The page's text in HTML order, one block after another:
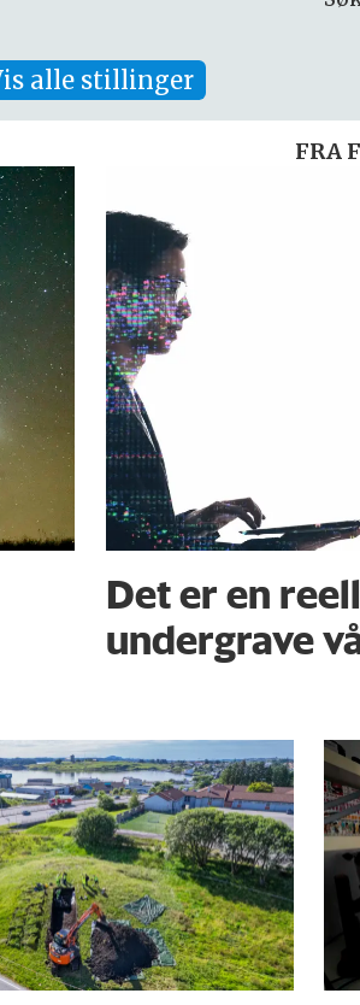
alle stillinger
FRA
Det er en
undergrave